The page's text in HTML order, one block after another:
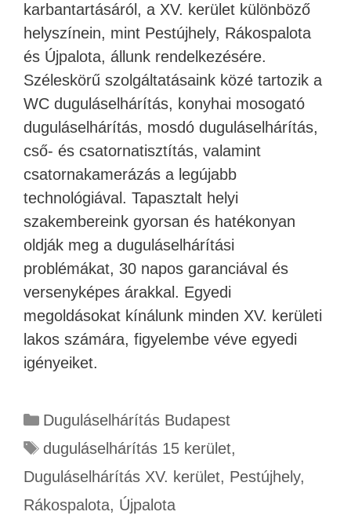
karbantartásáról, a XV. kerület különböző
helyszínein, mint Pestújhely, Rákospalota
és Újpalota, állunk rendelkezésére.
Széleskörű szolgáltatásaink közé tartozik a
WC duguláselhárítás, konyhai mosogató
duguláselhárítás, mosdó duguláselhárítás,
cső- és csatornatisztítás, valamint
csatornakamerázás a legújabb
technológiával. Tapasztalt helyi
szakembereink gyorsan és hatékonyan
oldják meg a duguláselhárítási
problémákat, 30 napos garanciával és
versenyképes árakkal. Egyedi
megoldásokat kínálunk minden XV. kerületi
lakos számára, figyelembe véve egyedi
igényeiket.
Duguláselhárítás Budapest
duguláselhárítás 15 kerület,
Duguláselhárítás XV. kerület, Pestújhely,
Rákospalota, Újpalota